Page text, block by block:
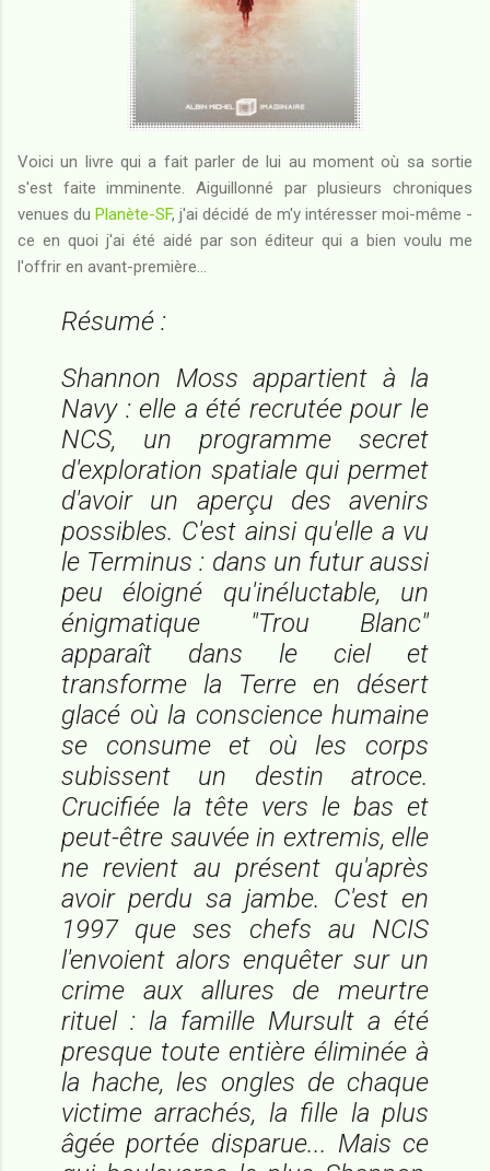
Voici un livre qui a fait parler de lui au moment où sa sortie
s'est faite imminente. Aiguillonné par plusieurs chroniques
venues duPlanète-SF, j'ai décidé de m'y intéresser moi-même -
ce en quoi j'ai été aidé par son éditeur qui a bien voulu me
l'offrir en avant-première...
Résumé :
Shannon Moss appartient à la
Navy : elle a été recrutée pour le
NCS, un programme secret
d'exploration spatiale qui permet
d'avoir un aperçu des avenirs
possibles. C'est ainsi qu'elle a vu
le Terminus : dans un futur aussi
peu éloigné qu'inéluctable, un
énigmatique "Trou Blanc"
apparaît dans le ciel et
transforme la Terre en désert
glacé où la conscience humaine
se consume et où les corps
subissent un destin atroce.
Crucifiée la tête vers le bas et
peut-être sauvée in extremis, elle
ne revient au présent qu'après
avoir perdu sa jambe. C'est en
1997 que ses chefs au NCIS
l'envoient alors enquêter sur un
crime aux allures de meurtre
rituel : la famille Mursult a été
presque toute entière éliminée à
la hache, les ongles de chaque
victime arrachés, la fille la plus
âgée portée disparue... Mais ce